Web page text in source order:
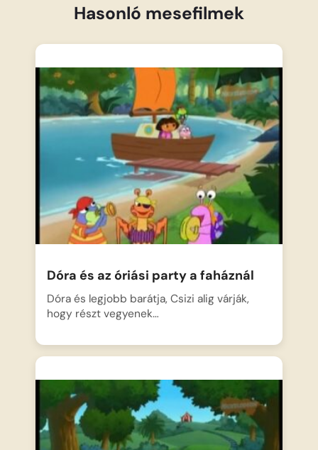
Hasonló mesefilmek
Dóra és az óriási party a faháznál
Dóra és legjobb barátja, Csizi alig várják,
hogy részt vegyenek…